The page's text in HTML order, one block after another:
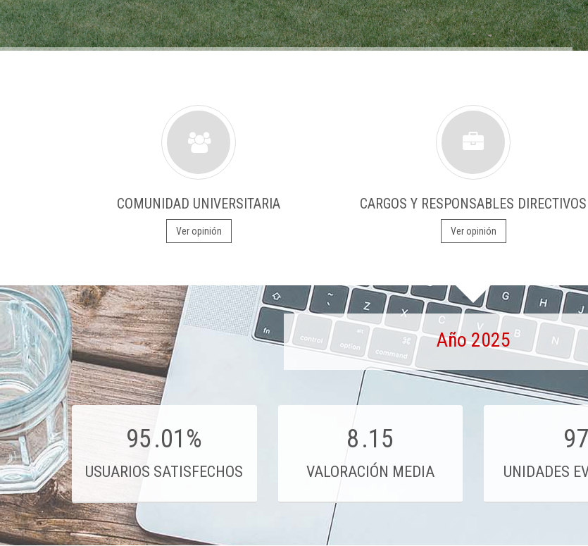
COMUNIDAD UNIVERSITARIA
Ver opinión
CARGOS Y RESPONSABLES DIRECTIVOS
Ver opinión
Año 2025
95.01%
USUARIOS SATISFECHOS
8.15
VALORACIÓN MEDIA
97
UNIDADES